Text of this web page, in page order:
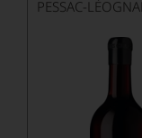
PESSAC-